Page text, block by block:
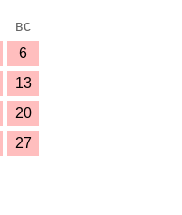
вс
6
13
20
27